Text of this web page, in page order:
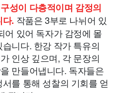
성이 다층적이며 감정의
다. 작품은 3부로 나뉘어 있
어 있어 독자가 감정에 몰
니다. 한강 작가 특유의
인상 깊으며, 각 문장의
만들어냅니다. 독자들은
를 통해 성찰의 기회를 얻